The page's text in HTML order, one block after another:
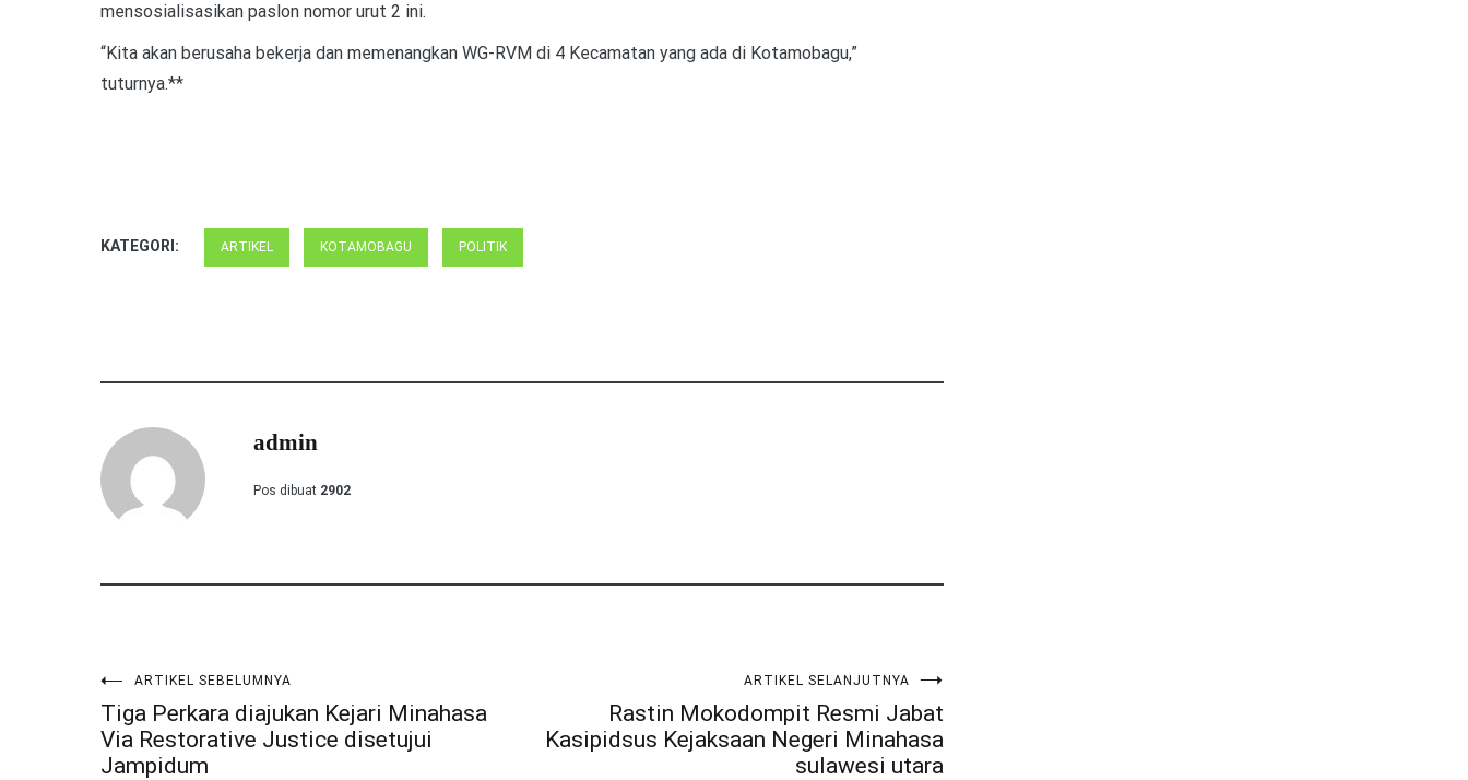
mensosialisasikan paslon nomor urut 2 ini.
“Kita akan berusaha bekerja dan memenangkan WG-RVM di 4 Kecamatan yang ada di Kotamobagu,”
tuturnya.**
KATEGORI: ARTIKEL KOTAMOBAGU POLITIK
admin
Pos dibuat 2902
Navigasi
pos
ARTIKEL SEBELUMNYA
Tiga Perkara diajukan Kejari Minahasa
Via Restorative Justice disetujui
Jampidum
ARTIKEL SELANJUTNYA
Rastin Mokodompit Resmi Jabat
Kasipidsus Kejaksaan Negeri Minahasa
sulawesi utara